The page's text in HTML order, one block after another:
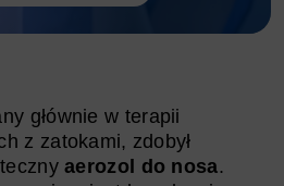
głównie w terapii
z zatokami, zdobył
aerozol do nosa.